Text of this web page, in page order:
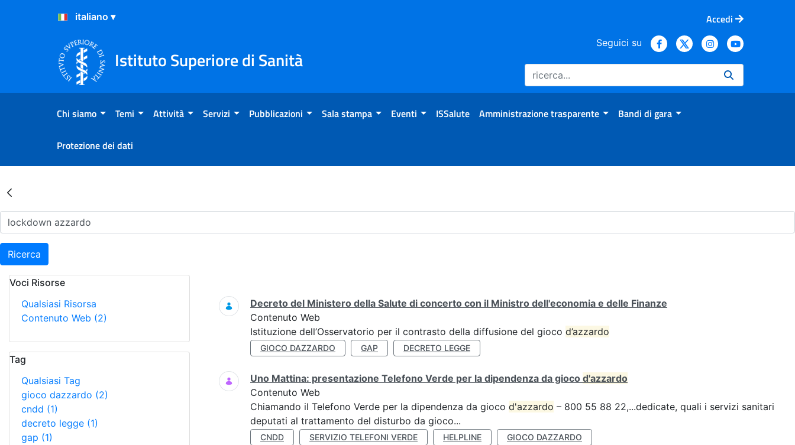
Salta al Contenuto
Salta al Footer
Accedi
Istituto Superiore di Sanità
Seguici su
Chi siamo Temi Attività Servizi Pubblicazioni Sala stampa Eventi ISSalute Amministrazione trasparente Bandi di gara
Protezione dei dati
Risultati della Ricerca - Archivio
Ricerca
Voci Risorse
Qualsiasi Risorsa
Contenuto Web (2)
Tag
Qualsiasi Tag
gioco dazzardo (2)
cndd (1)
decreto legge (1)
gap (1)
Ricerca
Decreto del Ministero della Salute di concerto con il Ministro dell'economia e delle Finanze
Contenuto Web
Istituzione dell’Osservatorio per il contrasto della diffusione del gioco d’azzardo
GIOCO DAZZARDO GAP DECRETO LEGGE
Uno Mattina: presentazione Telefono Verde per la dipendenza da gioco d'azzardo
Contenuto Web
Chiamando il Telefono Verde per la dipendenza da gioco d'azzardo – 800 55 88 22,...dedicate, quali i servizi sanitari
deputati al trattamento del disturbo da gioco...
CNDD SERVIZIO TELEFONI VERDE HELPLINE GIOCO DAZZARDO